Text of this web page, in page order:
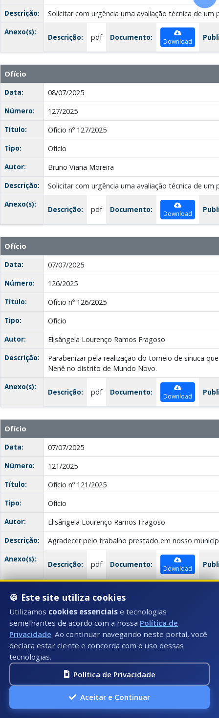
Descrição:
Solicitar com urgência uma avaliação técnica de um
Anexo(s):
Descrição: pdf Documento: Download
Ofício
Data:
08/07/2025
Número:
127/2025
Título:
Ofício nº 127/2025
Tipo:
Ofício
Autor:
Bruno Viana Moreira
Descrição:
Solicitar com urgência uma avaliação técnica de um
Anexo(s):
Descrição: pdf Documento: Download
Ofício
Data:
07/07/2025
Número:
126/2025
Título:
Ofício nº 126/2025
Tipo:
Ofício
Autor:
Elisângela Lourenço Ramos Fragoso
Descrição:
Parabenizar pela realização do torneio de sinuca
Nenê no distrito de Mundo Novo.
Anexo(s):
Descrição: pdf Documento: Download
Ofício
Data:
07/07/2025
Número:
121/2025
Título:
Ofício nº 121/2025
Tipo:
Ofício
Autor:
Elisângela Lourenço Ramos Fragoso
Descrição:
Agradecer pelo trabalho prestado em nosso
Anexo(s):
Descrição: pdf Documento: Download
Ofício
04/07/2025
Número:
125/2025
Título:
Ofício nº 125/2025
Ofício
Raimundo Ferreira Magalhães
Descrição:
Agradecimento pela assistência prestada pela
🍪 Este site utiliza cookies
Utilizamos cookies essenciais e tecnologias
semelhantes de acordo com a nossa Política de
Privacidade. Ao continuar navegando neste portal, você
declara estar ciente e concorda com o uso dessas
tecnologias.
Política de Privacidade
Aceitar e Continuar